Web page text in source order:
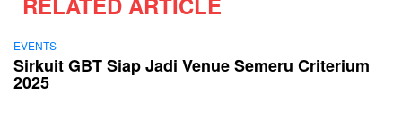
EVENTS
Sirkuit GBT Siap Jadi Venue Semeru Criterium
2025